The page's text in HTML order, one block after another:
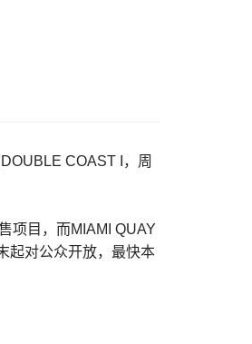
COAST I，周
项目，而MIAMI QUAY
起对公众开放，最快本